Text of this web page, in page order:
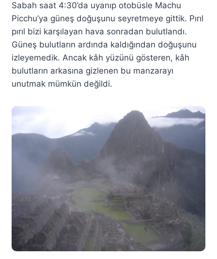
Sabah saat 4:30’da uyanıp otobüsle Machu
Picchu’ya güneş doğuşunu seyretmeye gittik. Pırıl
pırıl bizi karşılayan hava sonradan bulutlandı.
Güneş bulutların ardında kaldığından doğuşunu
izleyemedik. Ancak kâh yüzünü gösteren, kâh
bulutların arkasına gizlenen bu manzarayı
unutmak mümkün değildi.